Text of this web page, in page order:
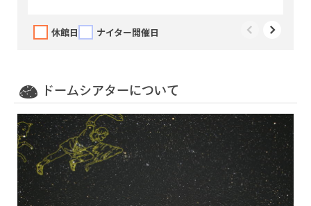
休館日 ナイター開催日
ドームシアターについて